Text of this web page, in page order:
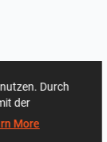
Durch
der
More